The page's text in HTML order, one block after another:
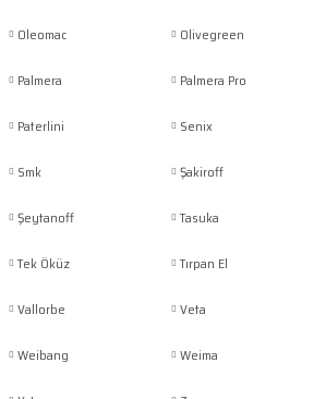
Oleomac Olivegreen
Palmera Palmera Pro
Paterlini Senix
Smk Şakiroff
Şeytanoff Tasuka
Tek Öküz Tırpan El
Vallorbe Veta
Weibang Weima